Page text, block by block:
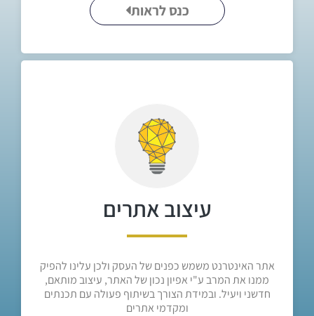
כנס לראות
עיצוב אתרים
אתר האינטרנט משמש כפנים של העסק ולכן עלינו להפיק
ממנו את המרב ע"י אפיון נכון של האתר, עיצוב מותאם,
חדשני ויעיל. ובמידת הצורך בשיתוף פעולה עם תכנתים
ומקדמי אתרים